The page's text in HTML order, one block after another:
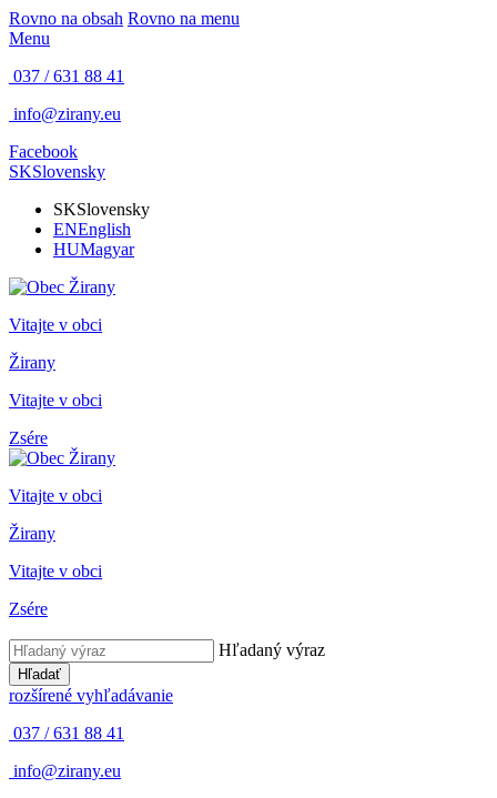
Rovno na obsah Rovno na menu
Menu
037 / 631 88 41
info@zirany.eu
Facebook
SKSlovensky
SKSlovensky
ENEnglish
HUMagyar
Vitajte v obci
Žirany
Vitajte v obci
Zsére
Vitajte v obci
Žirany
Vitajte v obci
Zsére
Hľadaný výraz
Hľadať
rozšírené vyhľadávanie
037 / 631 88 41
info@zirany.eu